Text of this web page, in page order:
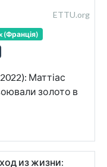
ETTU.org
(Франція)
Маттіас
золото в
из жизни: